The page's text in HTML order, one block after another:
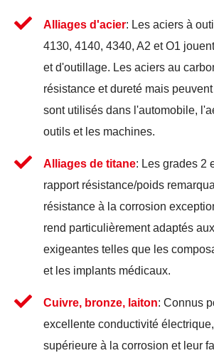
Alliages d'acier: Les aciers à
4130, 4140, 4340, A2 et O1
et d'outillage. Les aciers au
résistance et dureté mais
sont utilisés dans l'automobile,
outils et les machines.
Alliages de titane: Les grades 2
rapport résistance/poids
résistance à la corrosion
rend particulièrement adaptés
exigeantes telles que les
et les implants médicaux.
Cuivre, bronze, laiton: Connus
excellente conductivité
supérieure à la corrosion et leur